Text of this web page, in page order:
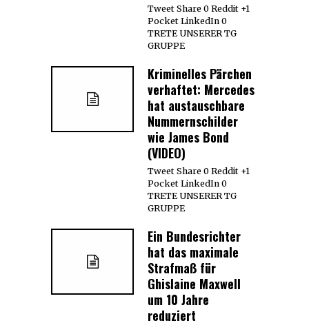
Tweet Share 0 Reddit +1
Pocket LinkedIn 0
TRETE UNSERER TG
GRUPPE
Kriminelles Pärchen
verhaftet: Mercedes
hat austauschbare
Nummernschilder
wie James Bond
(VIDEO)
Tweet Share 0 Reddit +1
Pocket LinkedIn 0
TRETE UNSERER TG
GRUPPE
Ein Bundesrichter
hat das maximale
Strafmaß für
Ghislaine Maxwell
um 10 Jahre
reduziert